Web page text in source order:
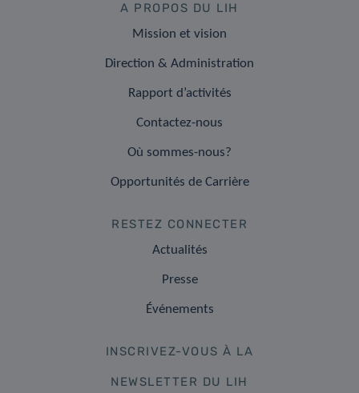
A PROPOS DU LIH
Mission et vision
Direction & Administration
Rapport d’activités
Contactez-nous
Où sommes-nous?
Opportunités de Carrière
RESTEZ CONNECTER
Actualités
Presse
Événements
INSCRIVEZ-VOUS À LA
NEWSLETTER DU LIH